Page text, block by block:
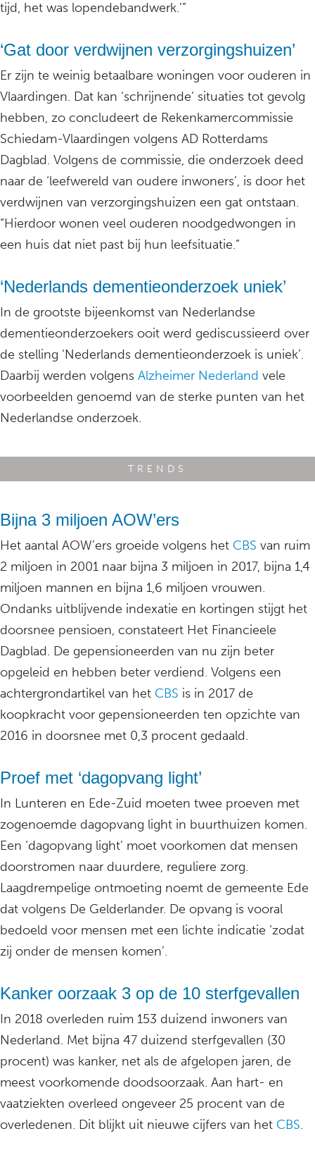
tijd, het was lopendebandwerk.’”
‘Gat door verdwijnen verzorgingshuizen’
Er zijn te weinig betaalbare woningen voor ouderen in
Vlaardingen. Dat kan ‘schrijnende’ situaties tot gevolg
hebben, zo concludeert de Rekenkamercommissie
Schiedam-Vlaardingen volgens AD Rotterdams
Dagblad. Volgens de commissie, die onderzoek deed
naar de ‘leefwereld van oudere inwoners’, is door het
verdwijnen van verzorgingshuizen een gat ontstaan.
“Hierdoor wonen veel ouderen noodgedwongen in
een huis dat niet past bij hun leefsituatie.”
‘Nederlands dementieonderzoek uniek’
In de grootste bijeenkomst van Nederlandse
dementieonderzoekers ooit werd gediscussieerd over
de stelling ‘Nederlands dementieonderzoek is uniek’.
Daarbij werden volgens Alzheimer Nederland vele
voorbeelden genoemd van de sterke punten van het
Nederlandse onderzoek.
TRENDS
Bijna 3 miljoen AOW’ers
Het aantal AOW’ers groeide volgens het CBS van ruim
2 miljoen in 2001 naar bijna 3 miljoen in 2017, bijna 1,4
miljoen mannen en bijna 1,6 miljoen vrouwen.
Ondanks uitblijvende indexatie en kortingen stijgt het
doorsnee pensioen, constateert Het Financieele
Dagblad. De gepensioneerden van nu zijn beter
opgeleid en hebben beter verdiend. Volgens een
achtergrondartikel van het CBS is in 2017 de
koopkracht voor gepensioneerden ten opzichte van
2016 in doorsnee met 0,3 procent gedaald.
Proef met ‘dagopvang light’
In Lunteren en Ede-Zuid moeten twee proeven met
zogenoemde dagopvang light in buurthuizen komen.
Een ‘dagopvang light’ moet voorkomen dat mensen
doorstromen naar duurdere, reguliere zorg.
Laagdrempelige ontmoeting noemt de gemeente Ede
dat volgens De Gelderlander. De opvang is vooral
bedoeld voor mensen met een lichte indicatie ‘zodat
zij onder de mensen komen’.
Kanker oorzaak 3 op de 10 sterfgevallen
In 2018 overleden ruim 153 duizend inwoners van
Nederland. Met bijna 47 duizend sterfgevallen (30
procent) was kanker, net als de afgelopen jaren, de
meest voorkomende doodsoorzaak. Aan hart- en
vaatziekten overleed ongeveer 25 procent van de
overledenen. Dit blijkt uit nieuwe cijfers van het CBS.